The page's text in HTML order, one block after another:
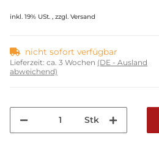
inkl. 19% USt. , zzgl. Versand
nicht sofort verfügbar
Lieferzeit: ca. 3 Wochen (DE - Ausland
abweichend)
Stk